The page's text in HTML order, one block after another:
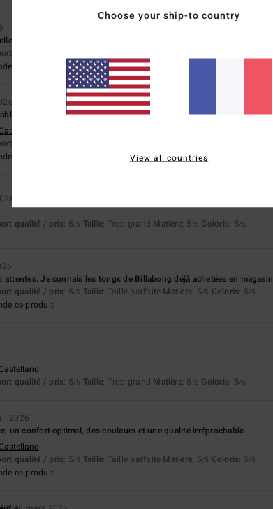
qualité / prix
ce produit
qualité / prix
ce produit
qualité / prix: 5/5 Taille: Trop grand Matière: 5 /5 Coloris: 5/5
attentes. Je connais les tongs de Billabong déjà achetées en magasin
qualité / prix: 5/5 Taille: Taille parfaite Matière: 5/5 Coloris: 5/5
ce produit
qualité / prix: 5/5 Taille: Trop grand Matière: 5 /5 Coloris: 5/5
2026
un confort optimal, des couleurs et une qualité irréprochable
qualité / prix: 5/5 Taille: Taille parfaite Matière: 5/5 Coloris: 5/5
ce produit
Choose your ship-to country
View all countries